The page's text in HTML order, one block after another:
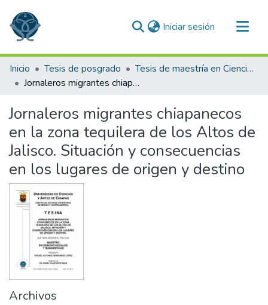
Iniciar sesión (current)
Comunidades
Todo DSpace
Inicio Tesis de posgrado
Tesis de maestría en Ciencias Sociales y Humanísticas
Jornaleros migrantes chiapanecos en la zona tequilera de los Altos de Jalisco. Situación y consecuencias en los lugares de origen y destino
Jornaleros migrantes chiapanecos
en la zona tequilera de los Altos de
Jalisco. Situación y consecuencias
en los lugares de origen y destino
Archivos